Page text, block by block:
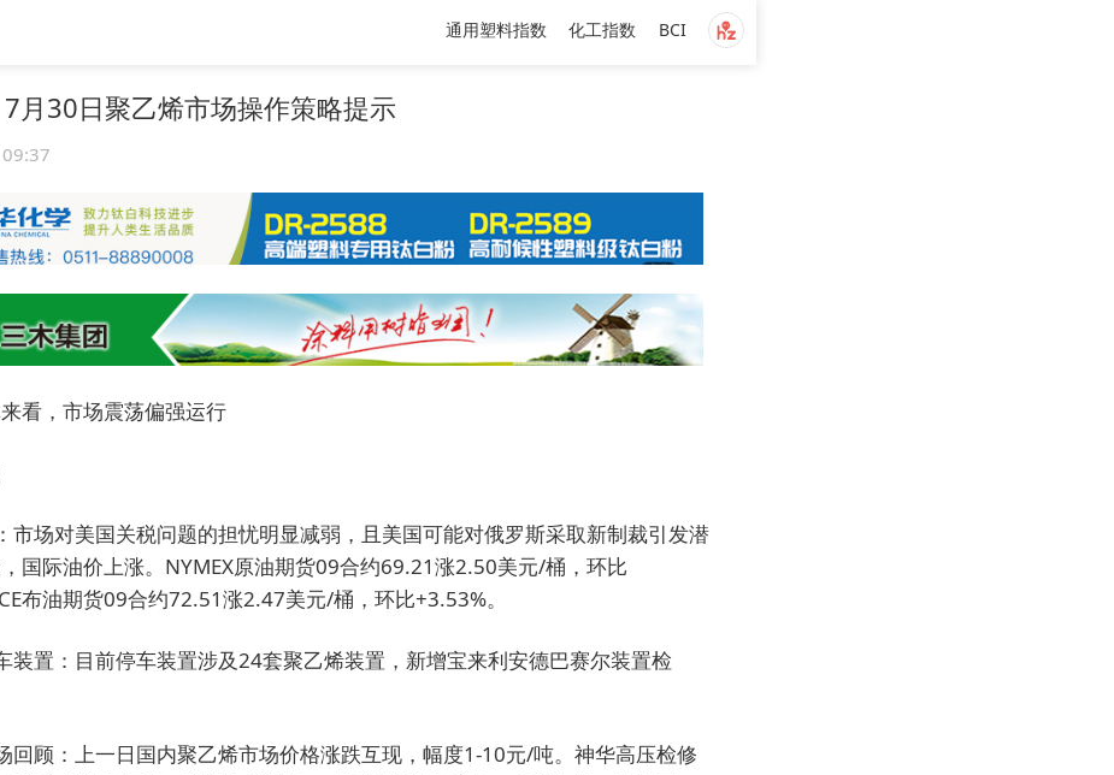
BCI
化工指数
通用塑料指数
7月30日聚乙烯市场操作策略提示
看，市场震荡偏强运行
市场对美国关税问题的担忧明显减弱，且美国可能对俄罗斯采取新制裁引发潜
国际油价上涨。NYMEX原油期货09合约69.21涨2.50美元/桶，环比
布油期货09合约72.51涨2.47美元/桶，环比+3.53%。
装置：目前停车装置涉及24套聚乙烯装置，新增宝来利安德巴赛尔装置检
回顾：上一日国内聚乙烯市场价格涨跌互现，幅度1-10元/吨。神华高压检修